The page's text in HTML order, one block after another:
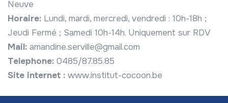
Neuve
Horaire: Lundi, mardi, mercredi, vendredi : 10h-18h ;
Jeudi Fermé ; Samedi 10h-14h. Uniquement sur RDV
Mail: amandine.serville@gmail.com
Telephone: 0485/87.85.85
Site internet : www.institut-cocoon.be